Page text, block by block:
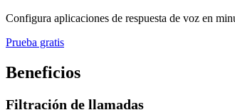
Configura aplicaciones de respuesta de voz en
Prueba gratis
Beneficios
Filtración de llamadas